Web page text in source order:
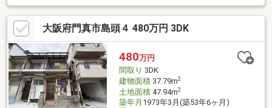
ニ】 デイリーヤマザキ大東新田北町店：徒歩4分【コンビニ】
ローソン大東太子田3丁目店：徒歩5分【ドラッグストア】 ディ
スカウントドラッグコスモス赤井店：徒歩9分【ドラッグスト
ア】 ココカラファインアクロスプラザ大東店：徒歩11分【中学
校】 大東市立南郷中学校：徒歩12分【小学校】 大東市立南郷
小学校：徒歩7分ご覧いただきありがとうございます。ぜひお気軽
にお問い合わせください。
大阪府門真市島頭４ 480万円 3DK
480万円
間取り 3DK
建物面積37.79m2
土地面積47.94m2
築年月 1973年3月(築53年6ヶ月)